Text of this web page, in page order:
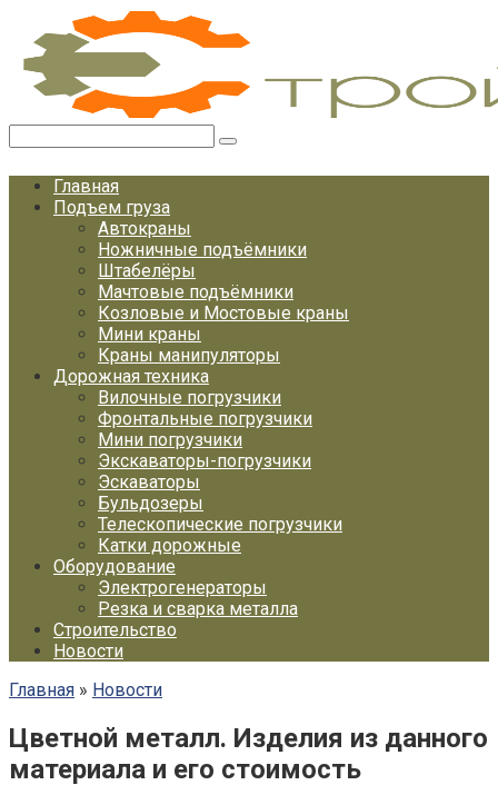
Перейти
контенту
Главная
Подъем груза
Автокраны
Ножничные подъёмники
Штабелёры
Мачтовые подъёмники
Козловые и Мостовые краны
Мини краны
Краны манипуляторы
Дорожная техника
Вилочные погрузчики
Фронтальные погрузчики
Мини погрузчики
Экскаваторы-погрузчики
Эскаваторы
Бульдозеры
Телескопические погрузчики
Катки дорожные
Оборудование
Электрогенераторы
Резка и сварка металла
Строительство
Новости
Главная » Новости
Цветной металл. Изделия из данного
материала и его стоимость